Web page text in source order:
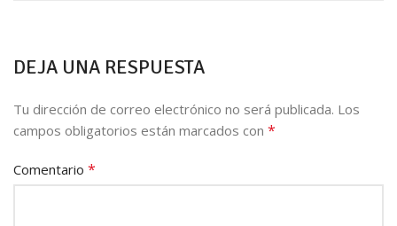
DEJA UNA RESPUESTA
Tu dirección de correo electrónico no será publicada. Los
campos obligatorios están marcados con *
Comentario *